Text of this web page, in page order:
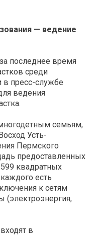
— ведение
последнее время
среди
в пресс-службе
ведения
семьям,
Усть-
Пермского
предоставленных
599 квадратных
есть
к сетям
(электроэнергия,
в